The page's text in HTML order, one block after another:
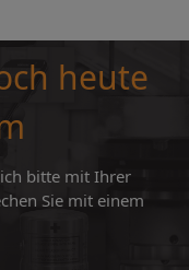
heute
bitte mit Ihrer
Sie mit einem